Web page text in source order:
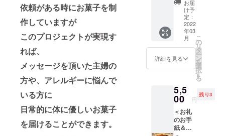
依頼がある時にお菓子を制
作していますが
このプロジェクトが実現す
れば、
メッセージを頂いた主婦の
方や、アレルギーに悩んで
いる方に
日常的に体に優しいお菓子
を届けることができます。
油（国
産）バ
ター等
※無添加
【発送
につい
て】 ク
グ終了
後〜5ヵ
に順番
に製造
し発送
人気の
米粉ス
コーン
（クッ
キーも
入るか
も）詰
め合わ
す。
2〜3袋
程予定
してお
りま
す。普
お届
け予
定：
2022
年03
月
詳細を見る
こ
の
リ
タ
ー
ン
を
選
択
す
る
5,5
00 円
残り3
＜お礼
のお手
紙＆米